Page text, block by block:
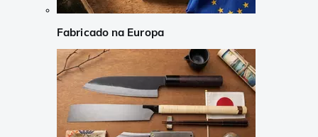
Fabricado na Europa